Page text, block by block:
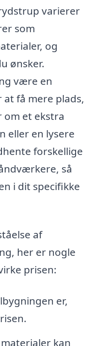
varierer
som
og
ønsker.
være en
få mere plads,
et ekstra
eller en lysere
forskellige
så
i dit specifikke
af
her er nogle
prisen:
er,
kan